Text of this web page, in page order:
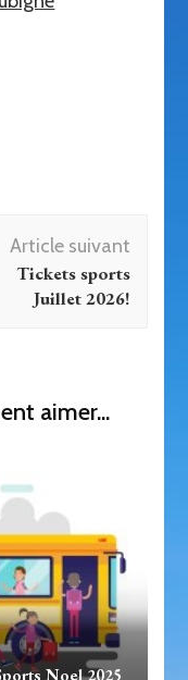
Article suivant
Tickets sports
Juillet 2026!
aimer...
Noel 2025